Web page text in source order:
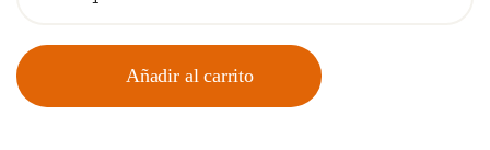
Añadir al carrito